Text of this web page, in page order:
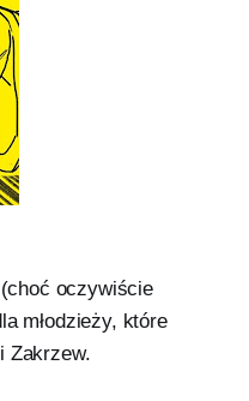
oczywiście
młodzieży, które
Zakrzew.